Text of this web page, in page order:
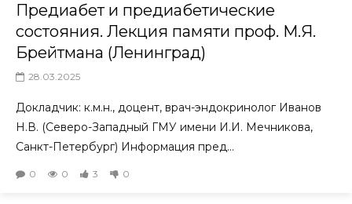
Предиабет и предиабетические
состояния. Лекция памяти проф. М.Я.
Брейтмана (Ленинград)
28.03.2025
Докладчик: к.м.н., доцент, врач-эндокринолог Иванов
Н.В. (Северо-Западный ГМУ имени И.И. Мечникова,
Санкт-Петербург) Информация пред...
0 0 3 0